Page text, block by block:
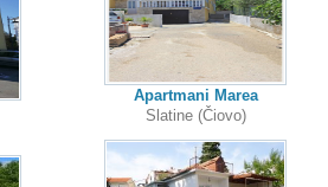
Apartmani Marea
Slatine (Čiovo)